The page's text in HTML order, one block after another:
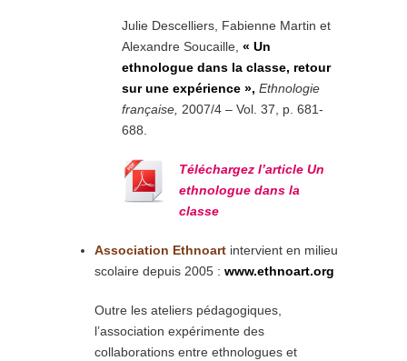
Julie Descelliers, Fabienne Martin et
Alexandre Soucaille, « Un
ethnologue dans la classe, retour
sur une expérience », Ethnologie
française, 2007/4 – Vol. 37, p. 681-
688.
Téléchargez l’article Un
ethnologue dans la
classe
Association Ethnoart intervient en milieu
scolaire depuis 2005 : www.ethnoart.org
Outre les ateliers pédagogiques,
l’association expérimente des
collaborations entre ethnologues et